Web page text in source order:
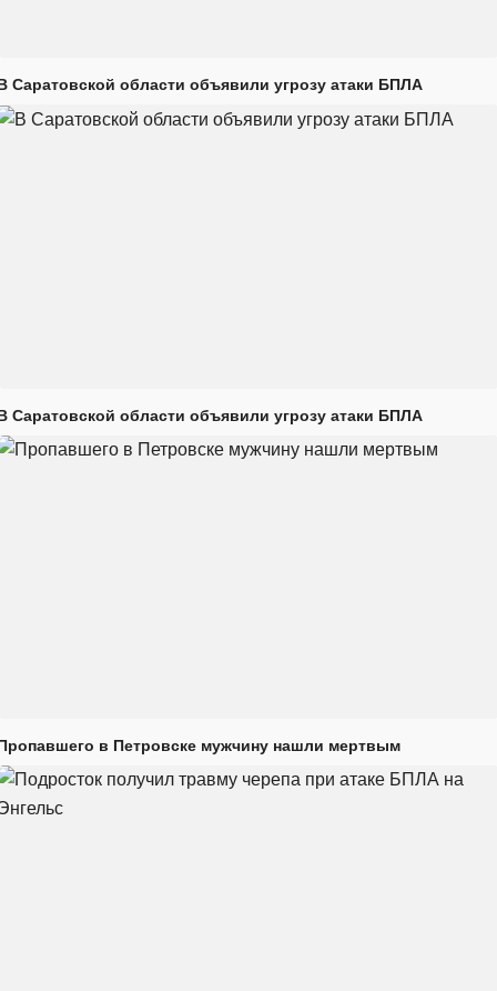
Саратовской области объявили угрозу атаки БПЛА
Саратовской области объявили угрозу атаки БПЛА
в Петровске мужчину нашли мертвым